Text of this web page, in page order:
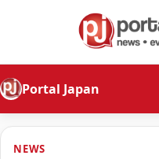
Portal Japan
NEWS